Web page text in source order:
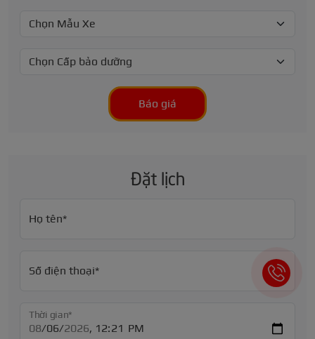
Báo giá
Đặt lịch
Họ tên*
Số điện thoại*
Thời gian*